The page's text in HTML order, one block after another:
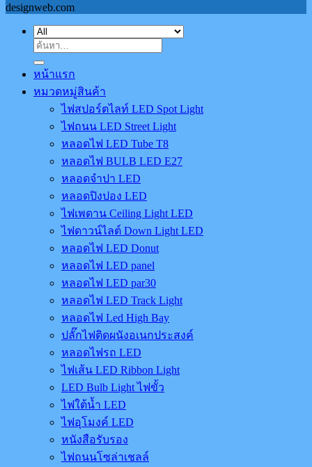
designweb.com
ค้นหา:
หน้าแรก
หมวดหมู่สินค้า
ไฟสปอร์ตไลท์ LED Spot Light
ไฟถนน LED Street Light
หลอดไฟ LED Tube T8
หลอดไฟ BULB LED E27
หลอดจำปา LED
หลอดปิงปอง LED
ไฟเพดาน Ceiling Light LED
ไฟดาวน์ไลต์ Down Light LED
หลอดไฟ LED Donut
หลอดไฟ LED panel
หลอดไฟ LED par30
หลอดไฟ LED Track Light
หลอดไฟ Led High Bay
ปลั๊กไฟติดผนังอเนกประสงค์
หลอดไฟรถ LED
ไฟเส้น LED Ribbon Light
LED Bulb Light ไฟขั้ว
ไฟใต้น้ำ LED
ไฟอุโมงค์ LED
หนังสือรับรอง
ไฟถนนโซล่าเชลล์